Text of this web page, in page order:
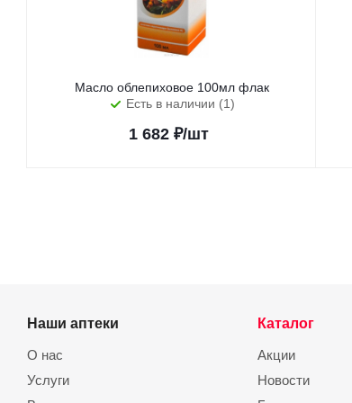
Масло облепиховое 100мл флак
Есть в наличии (1)
1 682₽/шт
Наши аптеки
О нас
Услуги
Каталог
Акции
Новости